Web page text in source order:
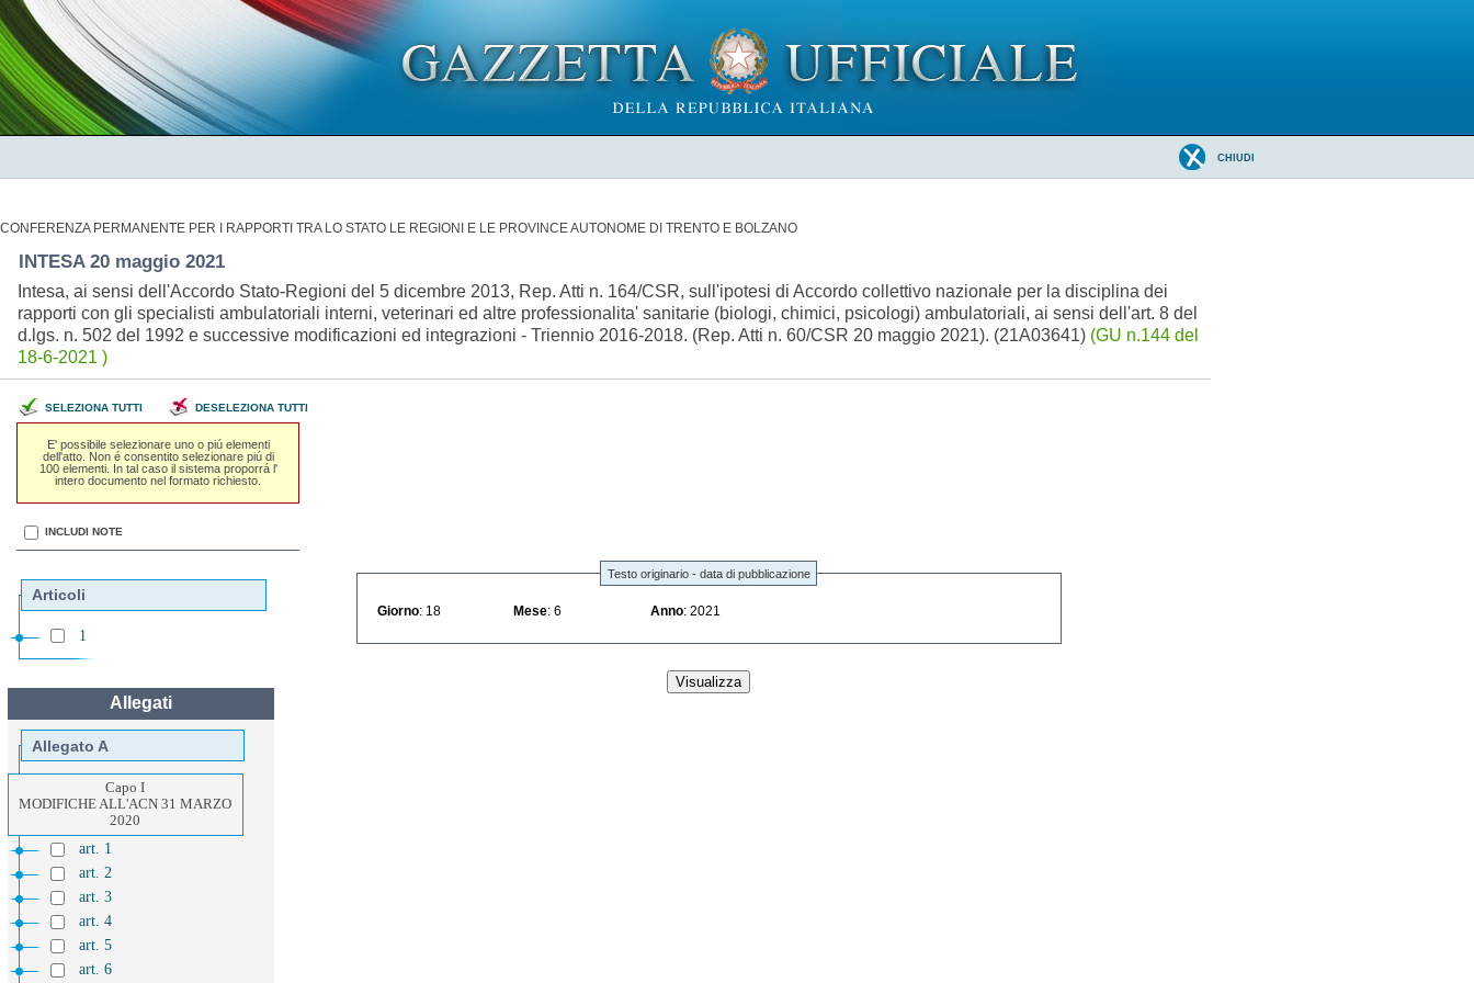
CHIUDI
CONFERENZA PERMANENTE PER I RAPPORTI TRA LO STATO LE REGIONI E LE PROVINCE AUTONOME DI TRENTO E BOLZANO
INTESA 20 maggio 2021
Intesa, ai sensi dell'Accordo Stato-Regioni del 5 dicembre 2013, Rep. Atti n. 164/CSR, sull'ipotesi di Accordo collettivo nazionale per la disciplina dei
rapporti con gli specialisti ambulatoriali interni, veterinari ed altre professionalita' sanitarie (biologi, chimici, psicologi) ambulatoriali, ai sensi dell'art. 8 del
d.lgs. n. 502 del 1992 e successive modificazioni ed integrazioni - Triennio 2016-2018. (Rep. Atti n. 60/CSR 20 maggio 2021). (21A03641) (GU n.144 del
18-6-2021 )
SELEZIONA TUTTI DESELEZIONA TUTTI
E' possibile selezionare uno o piú elementi
dell'atto. Non é consentito selezionare piú di
100 elementi. In tal caso il sistema proporrá l'
intero documento nel formato richiesto.
INCLUDI NOTE
Articoli
1
Allegati
Allegato A
Capo I
MODIFICHE ALL'ACN 31 MARZO
2020
art. 1
art. 2
art. 3
art. 4
art. 5
art. 6
Testo originario - data di pubblicazione
Giorno : 18 Mese : 6 Anno : 2021